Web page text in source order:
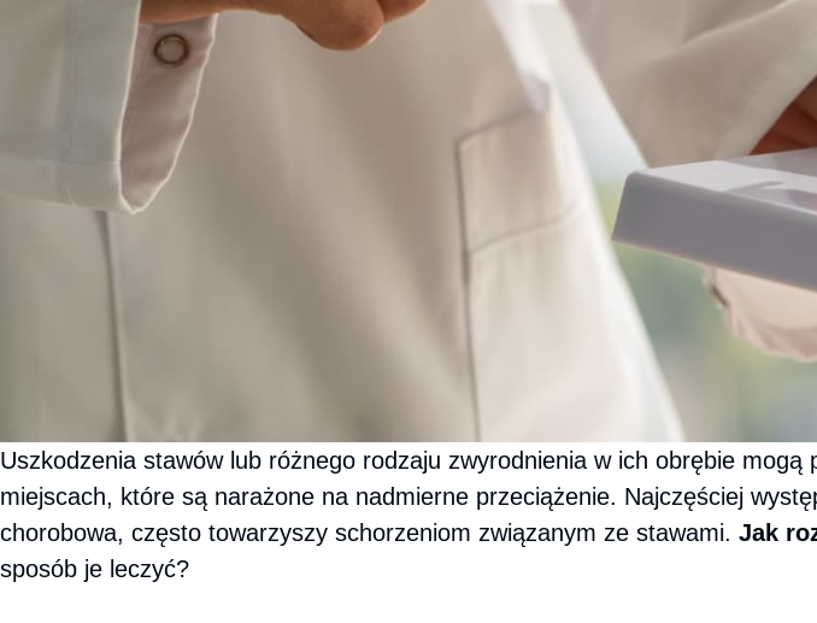
Uszkodzenia stawów lub różnego rodzaju zwyrodnienia w ich obrębie
miejscach, które są narażone na nadmierne przeciążenie. Najczęściej
chorobowa, często towarzyszy schorzeniom związanym ze stawami. Jak
sposób je leczyć?